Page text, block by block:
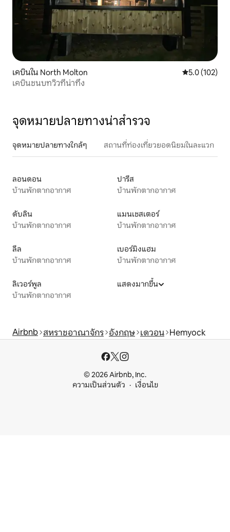
เคบินใน North Molton คะแนนเฉลี่ย
5.0 (102)
เคบินชนบทวิวที่น่าทึ่ง
จุดหมายปลายทางน่าสำรวจ
จุดหมายปลายทางใกล้ๆ สถานที่ท่องเที่ยวยอดนิยมในละแวก
ลอนดอน
บ้านพักตากอากาศ
ปารีส
บ้านพักตากอากาศ
ดับลิน
บ้านพักตากอากาศ
แมนเชสเตอร์
บ้านพักตากอากาศ
ลีล
บ้านพักตากอากาศ
เบอร์มิงแฮม
บ้านพักตากอากาศ
ลิเวอร์พูล
บ้านพักตากอากาศ
แสดงมากขึ้น
Airbnb สหราชอาณาจักร อังกฤษ เดวอน Hemyock
© 2026 Airbnb, Inc.
ความเป็นส่วนตัว
เงื่อนไข